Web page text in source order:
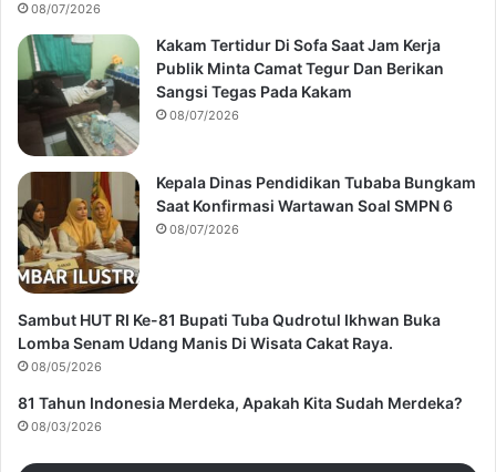
08/07/2026
Kakam Tertidur Di Sofa Saat Jam Kerja
Publik Minta Camat Tegur Dan Berikan
Sangsi Tegas Pada Kakam
08/07/2026
Kepala Dinas Pendidikan Tubaba Bungkam
Saat Konfirmasi Wartawan Soal SMPN 6
08/07/2026
Sambut HUT RI Ke-81 Bupati Tuba Qudrotul Ikhwan Buka
Lomba Senam Udang Manis Di Wisata Cakat Raya.
08/05/2026
81 Tahun Indonesia Merdeka, Apakah Kita Sudah Merdeka?
08/03/2026